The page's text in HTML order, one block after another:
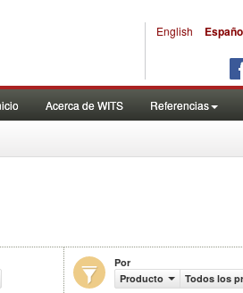
English
Acerca de WITS Referencias
(en miles de US$)
Por
Producto
Todos los